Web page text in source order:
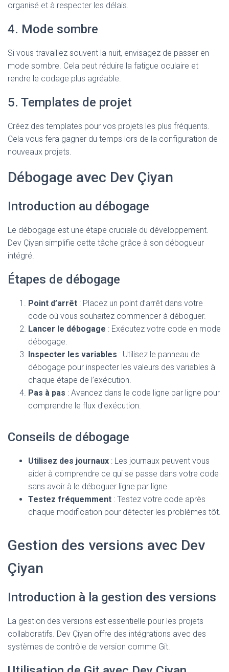
organisé et à respecter les délais.
4. Mode sombre
Si vous travaillez souvent la nuit, envisagez de passer en
mode sombre. Cela peut réduire la fatigue oculaire et
rendre le codage plus agréable.
5. Templates de projet
Créez des templates pour vos projets les plus fréquents.
Cela vous fera gagner du temps lors de la configuration de
nouveaux projets.
Débogage avec Dev Çiyan
Introduction au débogage
Le débogage est une étape cruciale du développement.
Dev Çiyan simplifie cette tâche grâce à son débogueur
intégré.
Étapes de débogage
Point d’arrêt : Placez un point d’arrêt dans votre
code où vous souhaitez commencer à déboguer.
Lancer le débogage : Exécutez votre code en mode
débogage.
Inspecter les variables : Utilisez le panneau de
débogage pour inspecter les valeurs des variables à
chaque étape de l’exécution.
Pas à pas : Avancez dans le code ligne par ligne pour
comprendre le flux d’exécution.
Conseils de débogage
Utilisez des journaux : Les journaux peuvent vous
aider à comprendre ce qui se passe dans votre code
sans avoir à le déboguer ligne par ligne.
Testez fréquemment : Testez votre code après
chaque modification pour détecter les problèmes tôt.
Gestion des versions avec Dev
Çiyan
Introduction à la gestion des versions
La gestion des versions est essentielle pour les projets
collaboratifs. Dev Çiyan offre des intégrations avec des
systèmes de contrôle de version comme Git.